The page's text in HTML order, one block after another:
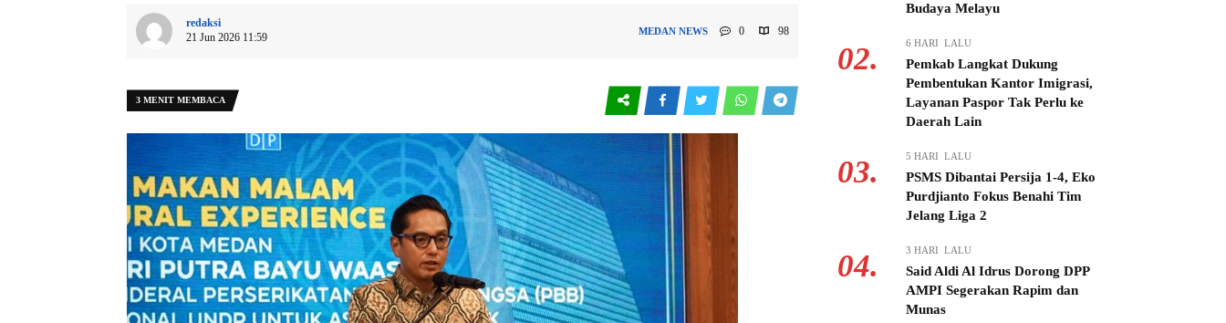
redaksi
21 Jun 2026 11:59
MEDAN NEWS 0 98
3 MENIT MEMBACA
Budaya Melayu
02. 6 HARI LALU
Pemkab Langkat Dukung
Pembentukan Kantor Imigrasi,
Layanan Paspor Tak Perlu ke
Daerah Lain
03. 5 HARI LALU
PSMS Dibantai Persija 1-4, Eko
Purdjianto Fokus Benahi Tim
Jelang Liga 2
04. 3 HARI LALU
Said Aldi Al Idrus Dorong DPP
AMPI Segerakan Rapim dan
Munas